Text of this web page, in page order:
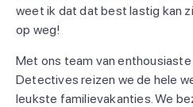
weet ik dat dat best lastig kan
op weg!
Met ons team van
Detectives reizen we de hele
leukste familievakanties. We